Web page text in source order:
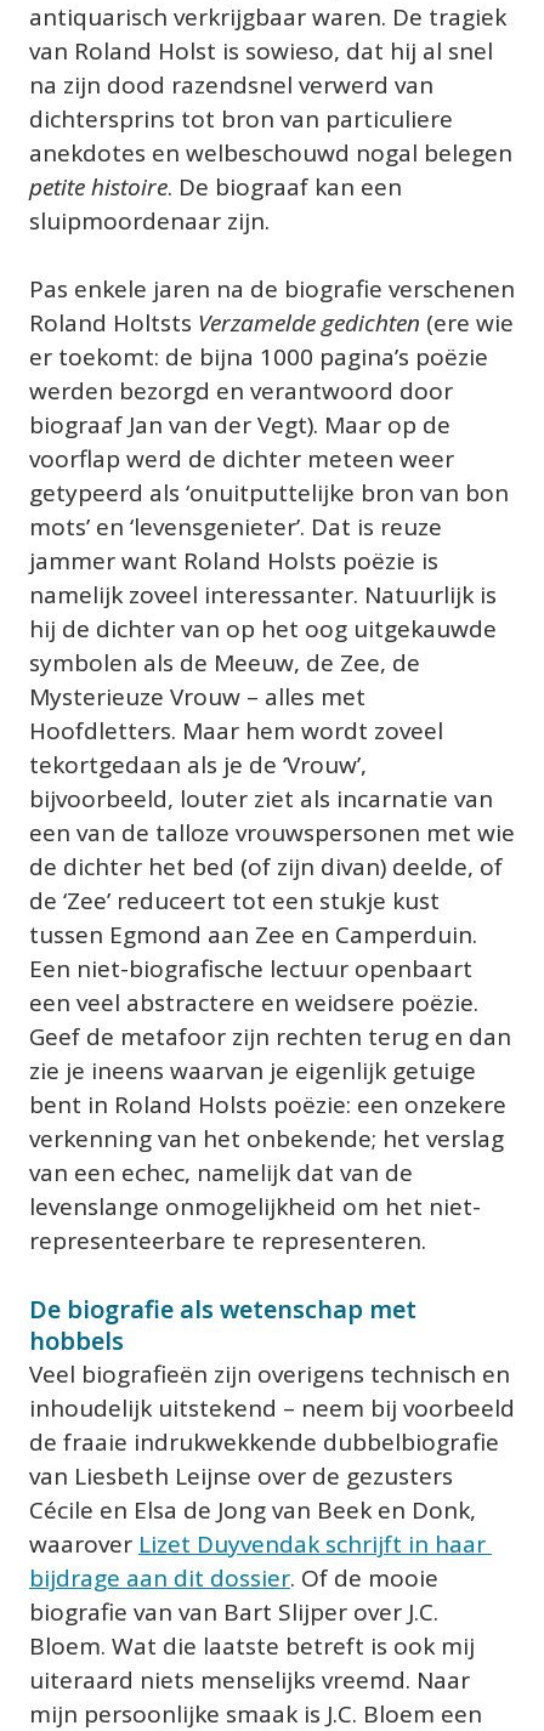
antiquarisch verkrijgbaar waren. De tragiek
van Roland Holst is sowieso, dat hij al snel
na zijn dood razendsnel verwerd van
dichtersprins tot bron van particuliere
petite histoire. De biograaf kan een
sluipmoordenaar zijn.
Pas enkele jaren na de biografie verschenen
Roland Holtsts Verzamelde gedichten (ere wie
er toekomt: de bijna 1000 pagina’s poëzie
werden bezorgd en verantwoord door
biograaf Jan van der Vegt). Maar op de
voorflap werd de dichter meteen weer
getypeerd als ‘onuitputtelijke bron van bon
mots’ en ‘levensgenieter’. Dat is reuze
jammer want Roland Holsts poëzie is
namelijk zoveel interessanter. Natuurlijk is
hij de dichter van op het oog uitgekauwde
symbolen als de Meeuw, de Zee, de
Mysterieuze Vrouw – alles met
Hoofdletters. Maar hem wordt zoveel
tekortgedaan als je de ‘Vrouw’,
bijvoorbeeld, louter ziet als incarnatie van
een van de talloze vrouwspersonen met wie
de dichter het bed (of zijn divan) deelde, of
de ‘Zee’ reduceert tot een stukje kust
tussen Egmond aan Zee en Camperduin.
Een niet-biografische lectuur openbaart
een veel abstractere en weidsere poëzie.
Geef de metafoor zijn rechten terug en dan
zie je ineens waarvan je eigenlijk getuige
bent in Roland Holsts poëzie: een onzekere
verkenning van het onbekende; het verslag
van een echec, namelijk dat van de
levenslange onmogelijkheid om het niet-
representeerbare te representeren.
De biografie als wetenschap met
hobbels
Veel biografieën zijn overigens technisch en
inhoudelijk uitstekend – neem bij voorbeeld
de fraaie indrukwekkende dubbelbiografie
van Liesbeth Leijnse over de gezusters
Cécile en Elsa de Jong van Beek en Donk,
waarover Lizet Duyvendak schrijft in haar
bijdrage aan dit dossier. Of de mooie
biografie van van Bart Slijper over J.C.
Bloem. Wat die laatste betreft is ook mij
uiteraard niets menselijks vreemd. Naar
mijn persoonlijke smaak is J.C. Bloem een